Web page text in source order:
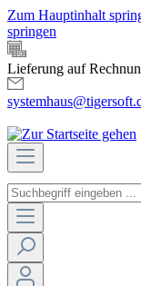
Zum Hauptinhalt
springen
Lieferung auf